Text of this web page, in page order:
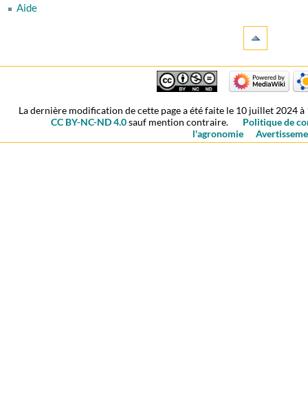
Aide
La dernière modification de cette page a été faite le 10 juillet 2024 à
CC BY-NC-ND 4.0sauf mention contraire.
Politique de
l'agronomie